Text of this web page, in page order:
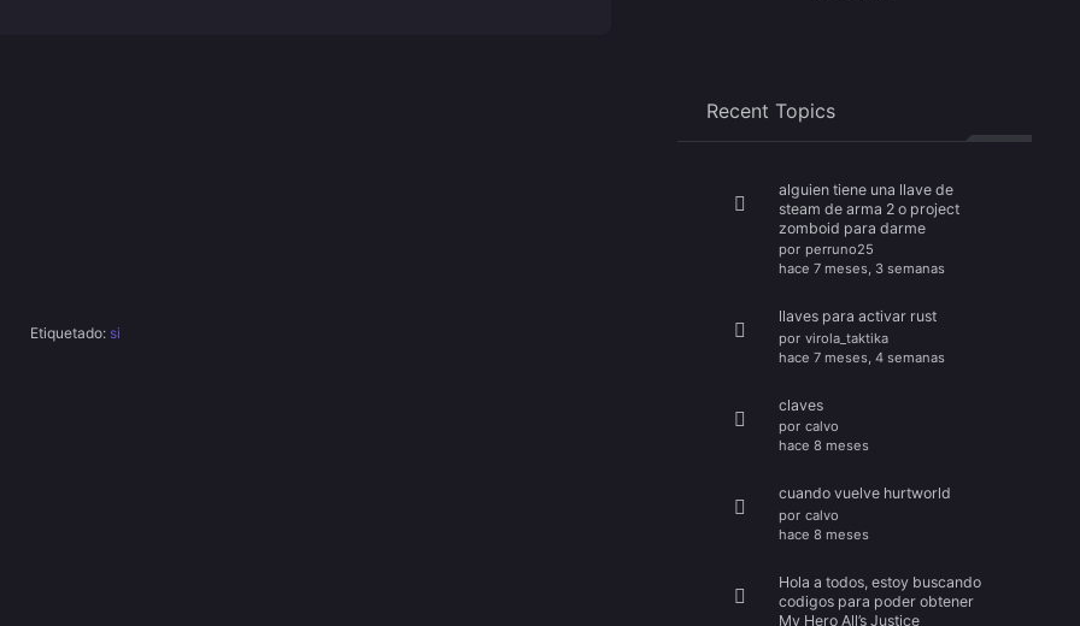
Etiquetado: si
Recent Topics
alguien tiene una llave de
steam de arma 2 o project
zomboid para darme
por perruno25
hace 7 meses, 3 semanas
llaves para activar rust
por virola_taktika
hace 7 meses, 4 semanas
claves
por calvo
hace 8 meses
cuando vuelve hurtworld
por calvo
hace 8 meses
Hola a todos, estoy buscando
codigos para poder obtener
My Hero All’s Justice